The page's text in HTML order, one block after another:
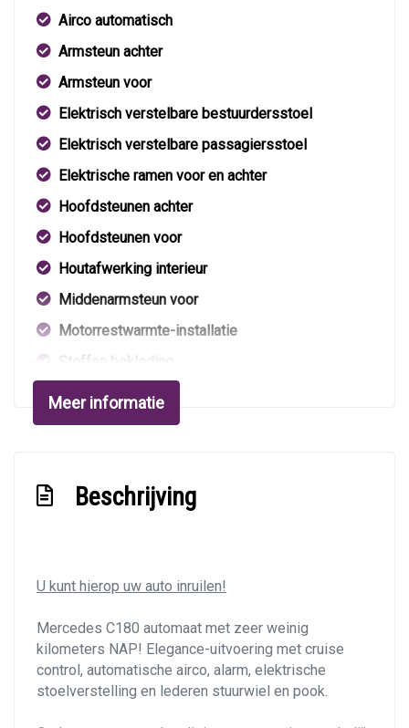
Airco automatisch
Armsteun achter
Armsteun voor
Elektrisch verstelbare bestuurdersstoel
Elektrisch verstelbare passagiersstoel
Elektrische ramen voor en achter
Hoofdsteunen achter
Hoofdsteunen voor
Houtafwerking interieur
Middenarmsteun voor
Motorrestwarmte-installatie
Stoffen bekleding
Stuur en versnellingspook (kunst)leder
Stuurbekrachtiging
Overige
Asr
Bestuurdersairbag
Dubbele airbag
Elektronisch stabiliteits programma
Meer informatie
Beschrijving
U kunt hierop uw auto inruilen!
Mercedes C180 automaat met zeer weinig
kilometers NAP! Elegance-uitvoering met cruise
control, automatische airco, alarm, elektrische
stoelverstelling en lederen stuurwiel en pook.